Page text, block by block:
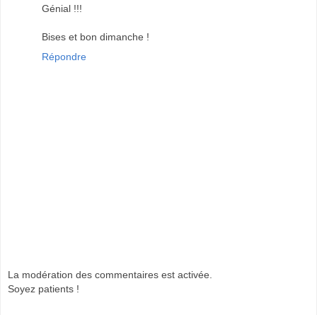
Génial !!!
Bises et bon dimanche !
Répondre
La modération des commentaires est activée.
Soyez patients !